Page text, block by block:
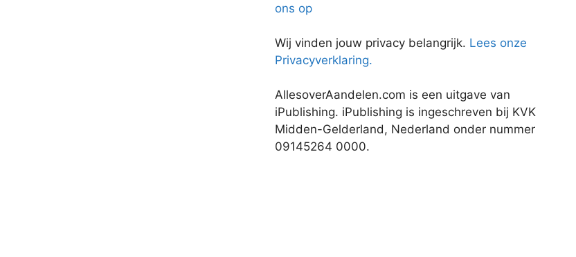
ons op
Wij vinden jouw privacy belangrijk. Lees onze
Privacyverklaring.
AllesoverAandelen.com is een uitgave van
iPublishing. iPublishing is ingeschreven bij KVK
Midden-Gelderland, Nederland onder nummer
09145264 0000.